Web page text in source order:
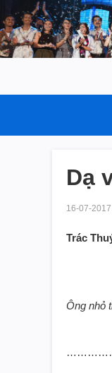
Dạ
16-07-2017
Trác
Ông nhỏ